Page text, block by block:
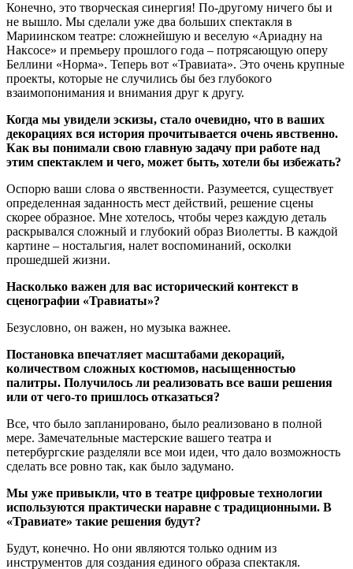
Конечно, это творческая синергия! По-другому ничего бы и
не вышло. Мы сделали уже два больших спектакля в
Мариинском театре: сложнейшую и веселую «Ариадну на
Наксосе» и премьеру прошлого года ‒ потрясающую оперу
Беллини «Норма». Теперь вот «Травиата». Это очень крупные
проекты, которые не случились бы без глубокого
взаимопонимания и внимания друг к другу.
Когда мы увидели эскизы, стало очевидно, что в ваших
декорациях вся история прочитывается очень явственно.
Как вы понимали свою главную задачу при работе над
этим спектаклем и чего, может быть, хотели бы избежать?
Оспорю ваши слова о явственности. Разумеется, существует
определенная заданность мест действий, решение сцены
скорее образное. Мне хотелось, чтобы через каждую деталь
раскрывался сложный и глубокий образ Виолетты. В каждой
картине – ностальгия, налет воспоминаний, осколки
прошедшей жизни.
Насколько важен для вас исторический контекст в
сценографии «Травиаты»?
Безусловно, он важен, но музыка важнее.
Постановка впечатляет масштабами декораций,
количеством сложных костюмов, насыщенностью
палитры. Получилось ли реализовать все ваши решения
или от чего-то пришлось отказаться?
Все, что было запланировано, было реализовано в полной
мере. Замечательные мастерские вашего театра и
петербургские разделяли все мои идеи, что дало возможность
сделать все ровно так, как было задумано.
Мы уже привыкли, что в театре цифровые технологии
используются практически наравне с традиционными. В
«Травиате» такие решения будут?
Будут, конечно. Но они являются только одним из
инструментов для создания единого образа спектакля.